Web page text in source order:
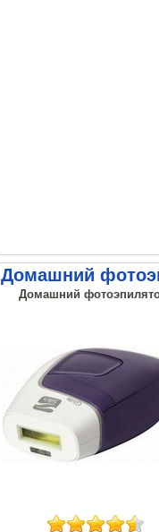
Домашний
Домашний